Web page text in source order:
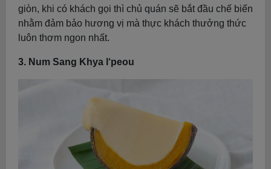
giòn, khi có khách gọi thì chủ quán sẽ bắt đầu chế biến
nhằm đảm bảo hương vị mà thực khách thưởng thức
luôn thơm ngon nhất.
3. Num Sang Khya l‘peou